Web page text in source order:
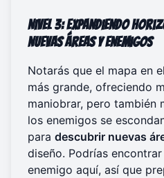
Nivel 3: Expandiendo
nuevas áreas y enemigos
Notarás que el mapa en
más grande, ofreciendo
maniobrar, pero también
los enemigos se
para descubrir nuevas
diseño. Podrías
enemigo aquí, así que